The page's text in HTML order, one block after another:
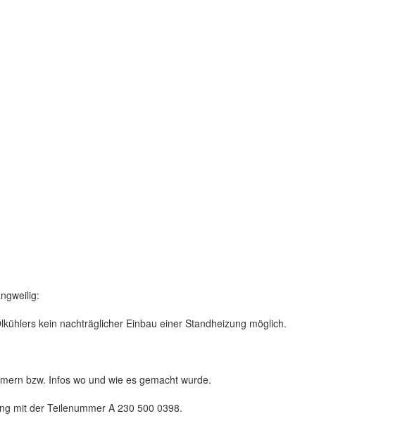
kein nachträglicher Einbau einer Standheizung möglich.
bzw. Infos wo und wie es gemacht wurde.
mit der Teilenummer A 230 500 0398.